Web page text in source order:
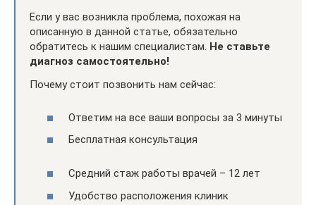
Если у вас возникла проблема, похожая на
описанную в данной статье, обязательно
обратитесь к нашим специалистам. Не ставьте
диагноз самостоятельно!
Почему стоит позвонить нам сейчас:
Ответим на все ваши вопросы за 3 минуты
Бесплатная консультация
Средний стаж работы врачей – 12 лет
Удобство расположения клиник